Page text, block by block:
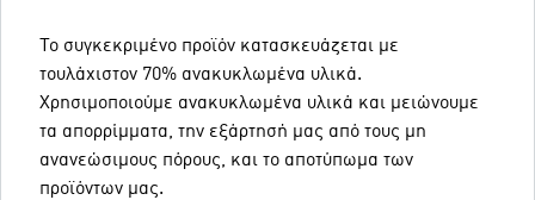
Το συγκεκριμένο προϊόν κατασκευάζεται με
τουλάχιστον 70% ανακυκλωμένα υλικά.
Χρησιμοποιούμε ανακυκλωμένα υλικά και μειώνουμε
τα απορρίμματα, την εξάρτησή μας από τους μη
ανανεώσιμους πόρους, και το αποτύπωμα των
προϊόντων μας.